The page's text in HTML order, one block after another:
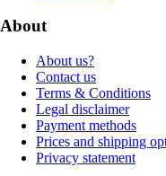
About
About us?
Contact us
Terms & Conditions
Legal disclaimer
Payment methods
Prices and shipping
Privacy statement